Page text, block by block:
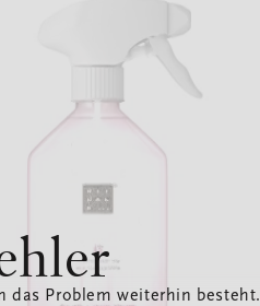
das Problem weiterhin besteht.